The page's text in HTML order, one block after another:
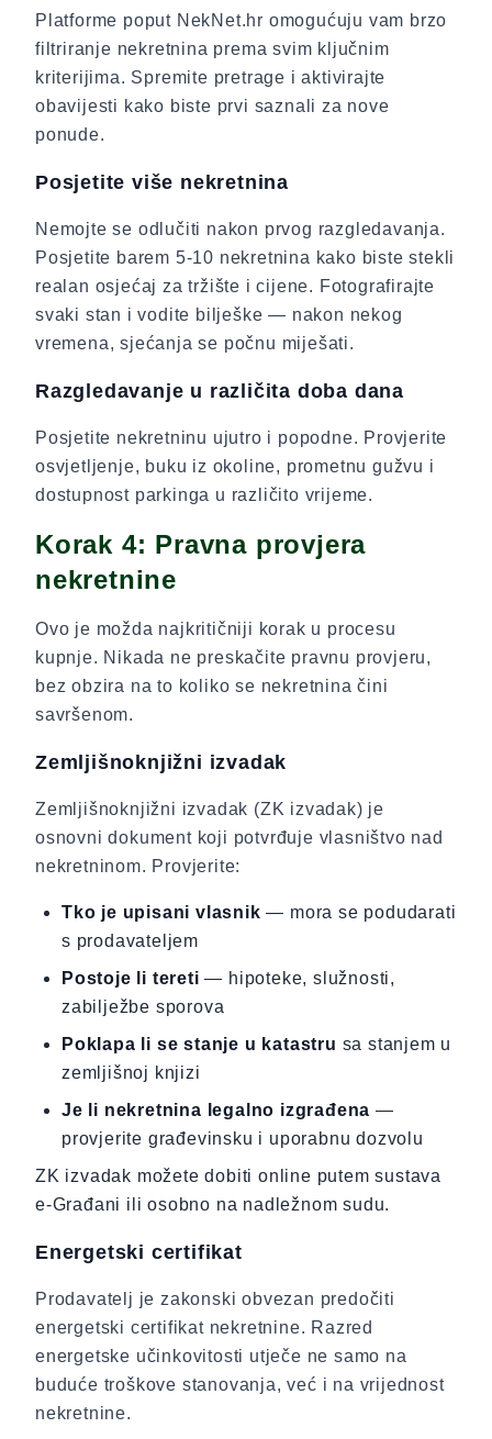
Platforme poput NekNet.hr omogućuju vam brzo
filtriranje nekretnina prema svim ključnim
kriterijima. Spremite pretrage i aktivirajte
obavijesti kako biste prvi saznali za nove
ponude.
Posjetite više nekretnina
Nemojte se odlučiti nakon prvog razgledavanja.
Posjetite barem 5-10 nekretnina kako biste stekli
realan osjećaj za tržište i cijene. Fotografirajte
svaki stan i vodite bilješke — nakon nekog
vremena, sjećanja se počnu miješati.
Razgledavanje u različita doba dana
Posjetite nekretninu ujutro i popodne. Provjerite
osvjetljenje, buku iz okoline, prometnu gužvu i
dostupnost parkinga u različito vrijeme.
Korak 4: Pravna provjera
nekretnine
Ovo je možda najkritičniji korak u procesu
kupnje. Nikada ne preskačite pravnu provjeru,
bez obzira na to koliko se nekretnina čini
savršenom.
Zemljišnoknjižni izvadak
Zemljišnoknjižni izvadak (ZK izvadak) je
osnovni dokument koji potvrđuje vlasništvo nad
nekretninom. Provjerite:
Tko je upisani vlasnik — mora se podudarati
s prodavateljem
Postoje li tereti — hipoteke, služnosti,
zabilježbe sporova
Poklapa li se stanje u katastru sa stanjem u
zemljišnoj knjizi
Je li nekretnina legalno izgrađena —
provjerite građevinsku i uporabnu dozvolu
ZK izvadak možete dobiti online putem sustava
e-Građani ili osobno na nadležnom sudu.
Energetski certifikat
Prodavatelj je zakonski obvezan predočiti
energetski certifikat nekretnine. Razred
energetske učinkovitosti utječe ne samo na
buduće troškove stanovanja, već i na vrijednost
nekretnine.